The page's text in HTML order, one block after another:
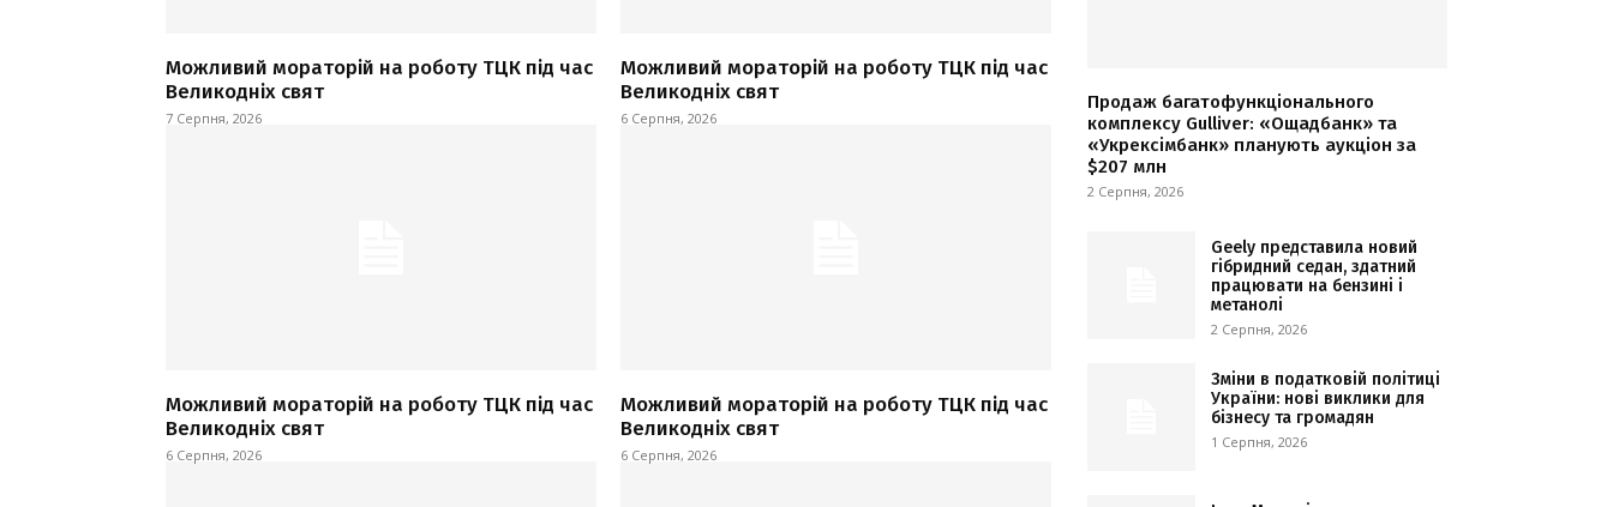
Можливий мораторій на роботу ТЦК під час
Великодніх свят
7 Серпня, 2026
Можливий мораторій на роботу ТЦК під час
Великодніх свят
6 Серпня, 2026
Можливий мораторій на роботу ТЦК під час
Великодніх свят
6 Серпня, 2026
Можливий мораторій на роботу ТЦК під час
Великодніх свят
6 Серпня, 2026
Продаж багатофункціонального
комплексу Gulliver: «Ощадбанк» та
«Укрексімбанк» планують аукціон за
$207 млн
2 Серпня, 2026
Geely представила новий
гібридний седан, здатний
працювати на бензині і
метанолі
2 Серпня, 2026
Зміни в податковій політиці
України: нові виклики для
бізнесу та громадян
1 Серпня, 2026